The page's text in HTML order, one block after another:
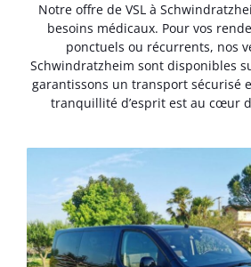
Notre offre de VSL à
besoins médicaux. Pour vos
ponctuels ou récurrents, nos
Schwindratzheim sont disponibles
garantissons un transport sécurisé
tranquillité d’esprit est au cœur